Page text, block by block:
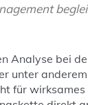
Analyse bei
unter
für